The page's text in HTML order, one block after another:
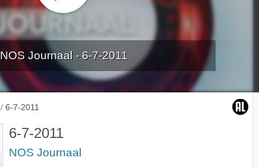
NOS Journaal - 6-7-2011
/ 6-7-2011
6-7-2011
NOS Journaal
1-7-2011 2-7-2011